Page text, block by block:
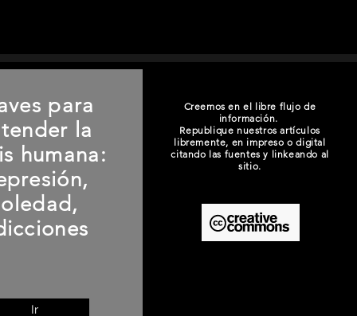
para
la
humana:
Ir
Creemos en el libre flujo de
información.
Republique nuestros artículos
libremente, en impreso o digital
citando las fuentes y linkeando al
sitio.